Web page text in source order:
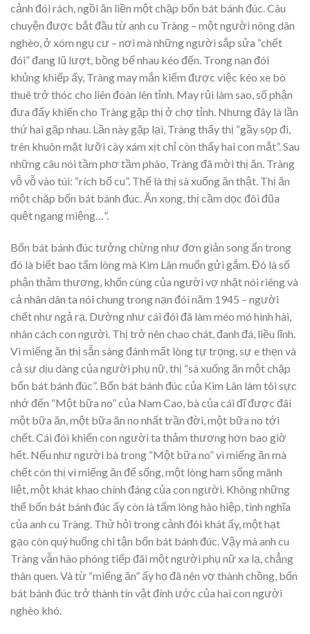
cảnh đói rách, ngồi ăn liền một chặp bốn bát bánh đúc. Câu
chuyện được bắt đầu từ anh cu Tràng – một người nông dân
nghèo, ở xóm ngụ cư – nơi mà những người sắp sửa “chết
đói” đang lũ lượt, bồng bế nhau kéo đến. Trong nạn đói
khủng khiếp ấy, Tràng may mắn kiếm được việc kéo xe bò
thuê trở thóc cho liên đoàn lên tỉnh. May rủi làm sao, số phận
đưa đẩy khiến cho Tràng gặp thị ở chợ tỉnh. Nhưng đây là lần
thứ hai gặp nhau. Lần này gặp lại, Tràng thấy thị “gầy sọp đi,
trên khuôn mặt lưỡi cày xám xịt chỉ còn thấy hai con mắt”. Sau
những câu nói tầm phơ tầm phào, Tràng đã mời thị ăn. Tràng
vỗ vỗ vào túi: “rích bố cu”. Thế là thị sà xuống ăn thật. Thị ăn
một chặp bốn bát bánh đúc. Ăn xong, thị cầm dọc đôi đũa
quệt ngang miệng…”.
Bốn bát bánh đúc tưởng chừng như đơn giản song ẩn trong
đó là biết bao tấm lòng mà Kim Lân muốn gửi gắm. Đó là số
phận thảm thương, khốn cùng của người vợ nhặt nói riêng và
cả nhân dân ta nói chung trong nạn đói năm 1945 – người
chết như ngả rạ. Dường như cái đói đã làm méo mó hình hài,
nhân cách con người. Thị trở nên chao chát, đanh đá, liều lĩnh.
Vì miếng ăn thị sẵn sàng đánh mất lòng tự trọng, sự e thẹn và
cả sự dịu dàng của người phụ nữ, thị “sà xuống ăn một chặp
bốn bát bánh đúc”. Bốn bát bánh đúc của Kim Lân làm tôi sực
nhớ đến “Một bữa no” của Nam Cao, bà của cái đĩ được đãi
một bữa ăn, một bữa ăn no nhất trần đời, một bữa no tới
chết. Cái đói khiến con người ta thảm thương hơn bao giờ
hết. Nếu như người bà trong “Một bữa no” vì miếng ăn mà
chết còn thị vì miếng ăn để sống, một lòng ham sống mãnh
liệt, một khát khao chính đáng của con người. Không những
thế bốn bát bánh đúc ấy còn là tấm lòng hào hiệp, tình nghĩa
của anh cu Tràng. Thử hỏi trong cảnh đói khát ấy, một hạt
gạo còn quý huống chi tận bốn bát bánh đúc. Vậy mà anh cu
Tràng vẫn hào phóng tiếp đãi một người phụ nữ xa lạ, chẳng
thân quen. Và từ “miếng ăn” ấy họ đã nên vợ thành chồng, bốn
bát bánh đúc trở thành tín vật đính ước của hai con người
nghèo khó.